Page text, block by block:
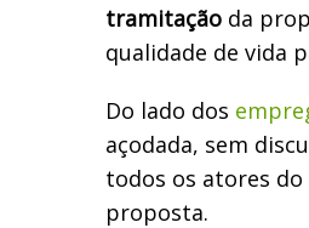
tramitação da
qualidade de vida
Do lado dos
açodada, sem
todos os atores
proposta.